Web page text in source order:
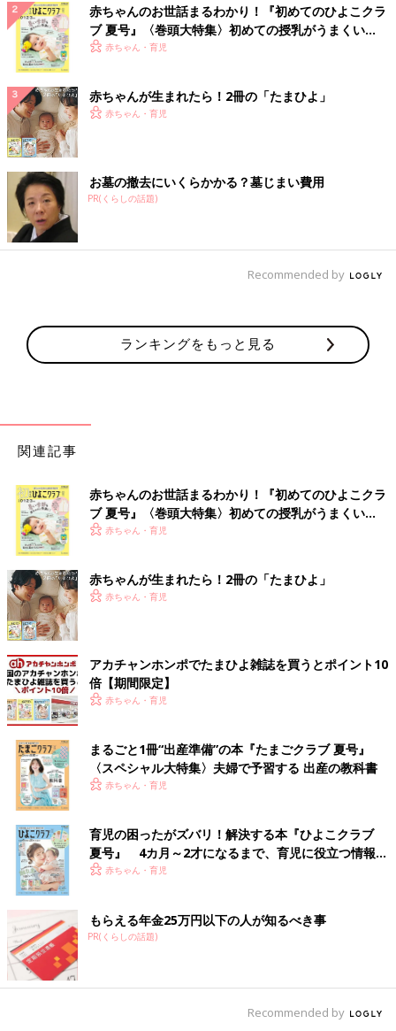
赤ちゃんのお世話まるわかり！『初めてのひよこクラ
ブ 夏号』〈巻頭大特集〉初めての授乳がうまくい
く！ おっぱい・ミルクの基本と夏のトラブル 解決テ
赤ちゃん・育児
赤ちゃんが生まれたら！2冊の「たまひよ」
赤ちゃん・育児
お墓の撤去にいくらかかる？墓じまい費用
PR(くらしの話題)
Recommended by
ランキングをもっと見る
関連記事
赤ちゃんのお世話まるわかり！『初めてのひよこクラ
ブ 夏号』〈巻頭大特集〉初めての授乳がうまくい
く！ おっぱい・ミルクの基本と夏のトラブル 解決テ
赤ちゃん・育児
赤ちゃんが生まれたら！2冊の「たまひよ」
赤ちゃん・育児
アカチャンホンポでたまひよ雑誌を買うとポイント10
倍【期間限定】
赤ちゃん・育児
まるごと1冊“出産準備”の本『たまごクラブ 夏号』
〈スペシャル大特集〉夫婦で予習する 出産の教科書
赤ちゃん・育児
育児の困ったがズバリ！解決する本『ひよこクラブ
夏号』 4カ月～2才になるまで、育児に役立つ情報が
いっぱい！
赤ちゃん・育児
もらえる年金25万円以下の人が知るべき事
PR(くらしの話題)
Recommended by